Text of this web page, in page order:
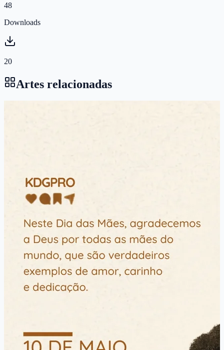
48
Downloads
20
Artes relacionadas